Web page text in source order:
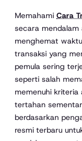
Memahami Cara
secara
menghemat
transaksi yang
pemula sering
seperti salah
memenuhi kriteria
tertahan
berdasarkan
resmi terbaru